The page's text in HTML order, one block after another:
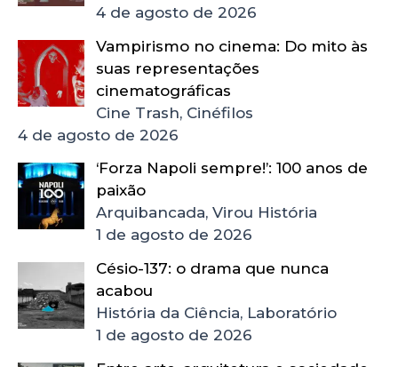
4 de agosto de 2026
Vampirismo no cinema: Do mito às
suas representações
cinematográficas
Cine Trash, Cinéfilos
4 de agosto de 2026
‘Forza Napoli sempre!’: 100 anos de
paixão
Arquibancada, Virou História
1 de agosto de 2026
Césio-137: o drama que nunca
acabou
História da Ciência, Laboratório
1 de agosto de 2026